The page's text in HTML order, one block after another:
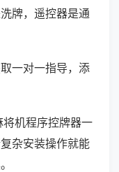
牌，遥控器是通
一对一指导，添
机程序控牌器一
杂安装操作就能